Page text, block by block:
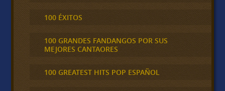
100 ÉXITOS
100 GRANDES FANDANGOS POR SUS
MEJORES CANTAORES
100 GREATEST HITS POP ESPAÑOL